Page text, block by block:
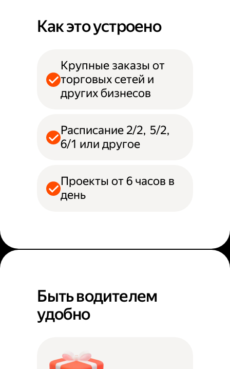
Как это устроено
Крупные заказы от
торговых сетей и
других бизнесов
Расписание 2/2, 5/2,
6/1 или другое
Проекты от 6 часов в
день
Быть водителем
удобно